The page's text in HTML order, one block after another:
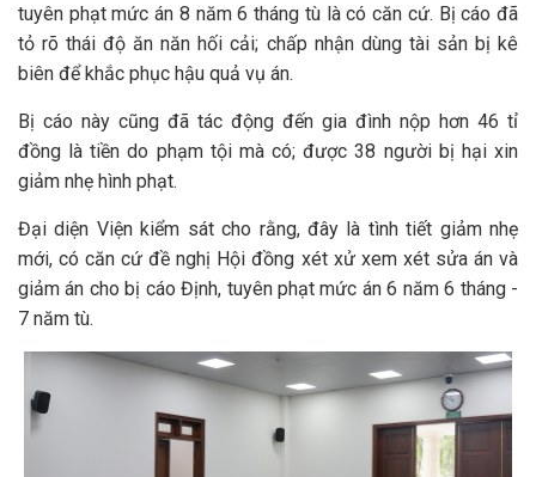
tuyên phạt mức án 8 năm 6 tháng tù là có căn cứ. Bị cáo đã
tỏ rõ thái độ ăn năn hối cải; chấp nhận dùng tài sản bị kê
biên để khắc phục hậu quả vụ án.
Bị cáo này cũng đã tác động đến gia đình nộp hơn 46 tỉ
đồng là tiền do phạm tội mà có; được 38 người bị hại xin
giảm nhẹ hình phạt.
Đại diện Viện kiểm sát cho rằng, đây là tình tiết giảm nhẹ
mới, có căn cứ đề nghị Hội đồng xét xử xem xét sửa án và
giảm án cho bị cáo Định, tuyên phạt mức án 6 năm 6 tháng -
7 năm tù.